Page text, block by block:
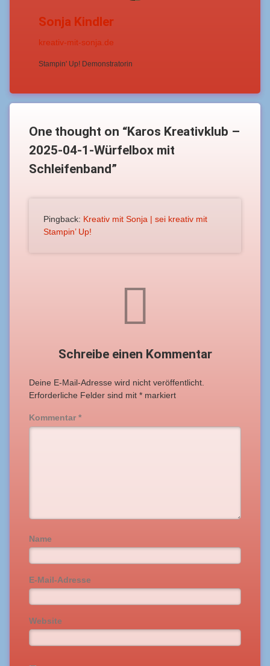
Sonja Kindler
kreativ-mit-sonja.de
Stampin' Up! Demonstratorin
One thought on “Karos Kreativklub –
2025-04-1-Würfelbox mit
Schleifenband”
Pingback: Kreativ mit Sonja | sei kreativ mit
Stampin’ Up!
Schreibe einen Kommentar
Deine E-Mail-Adresse wird nicht veröffentlicht.
Erforderliche Felder sind mit * markiert
Kommentar *
Name
E-Mail-Adresse
Website